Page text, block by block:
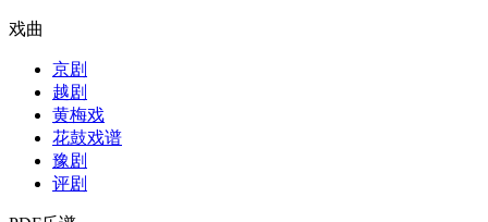
戏曲
京剧
越剧
黄梅戏
花鼓戏谱
豫剧
评剧